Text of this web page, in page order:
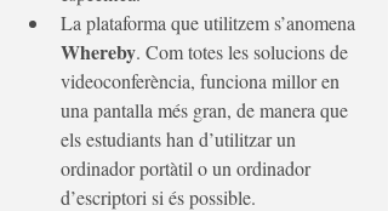
La plataforma que utilitzem s’anomena
Whereby. Com totes les solucions de
videoconferència, funciona millor en
una pantalla més gran, de manera que
els estudiants han d’utilitzar un
ordinador portàtil o un ordinador
d’escriptori si és possible.